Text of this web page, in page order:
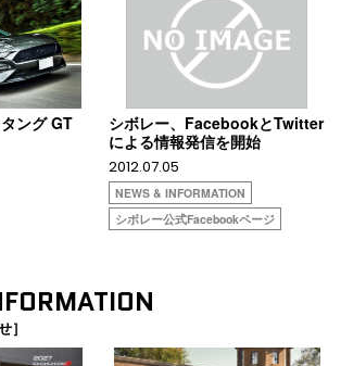
ング GT
シボレー、FacebookとTwitter
による情報発信を開始
2012.07.05
NEWS & INFORMATION
シボレー公式Facebookページ
］